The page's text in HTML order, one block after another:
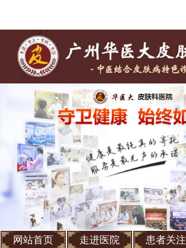
网站首页 走进医院 患者关注